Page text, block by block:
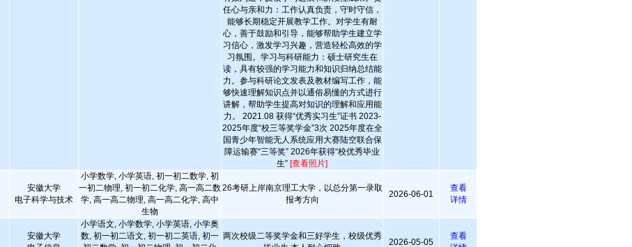
任心与亲和力：工作认真负责，守时守信，
能够长期稳定开展教学工作。对学生有耐
心，善于鼓励和引导，能够帮助学生建立学
习信心，激发学习兴趣，营造轻松高效的学
习氛围。学习与科研能力：硕士研究生在
读，具有较强的学习能力和知识归纳总结能
力。参与科研论文发表及教材编写工作，能
够快速理解知识点并以通俗易懂的方式进行
讲解，帮助学生提高对知识的理解和应用能
力。 2021.08 获得“优秀实习生”证书 2023-
2025年度“校三等奖学金”3次 2025年度在全
国青少年智能无人系统应用大赛陆空联合保
障运输赛“三等奖” 2026年获得“校优秀毕业
生” [查看照片]
安徽大学
电子科学与技术
小学数学, 小学英语, 初一初二数学, 初
一初二物理, 初一初二化学, 高一高二数
学, 高一高二物理, 高一高二化学, 高中
生物
26考研上岸南京理工大学，以总分第一录取
报考方向
2026-06-01
查看
详情
安徽大学
小学语文, 小学数学, 小学英语, 小学奥
数, 初一初二语文, 初一初二英语, 初一 两次校级二等奖学金和三好学生，校级优秀
2026-05-05
查看